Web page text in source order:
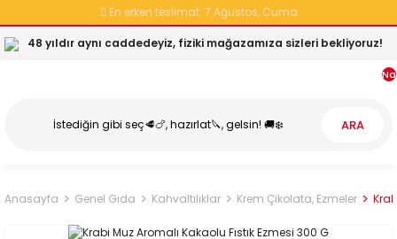
En erken teslimat: 7 Ağustos, Cuma
48 yıldır aynı caddedeyiz, fiziki mağazamıza sizleri bekliyoruz!
ARA
Anasayfa Genel Gıda Kahvaltılıklar Krem Çikolata, Ezmeler